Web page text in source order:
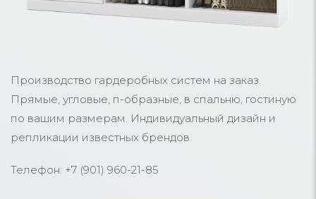
Производство гардеробных систем на заказ.
Прямые, угловые, п-образные, в спальню, гостиную
по вашим размерам. Индивидуальный дизайн и
репликации известных брендов
Телефон: +7 (901) 960-21-85